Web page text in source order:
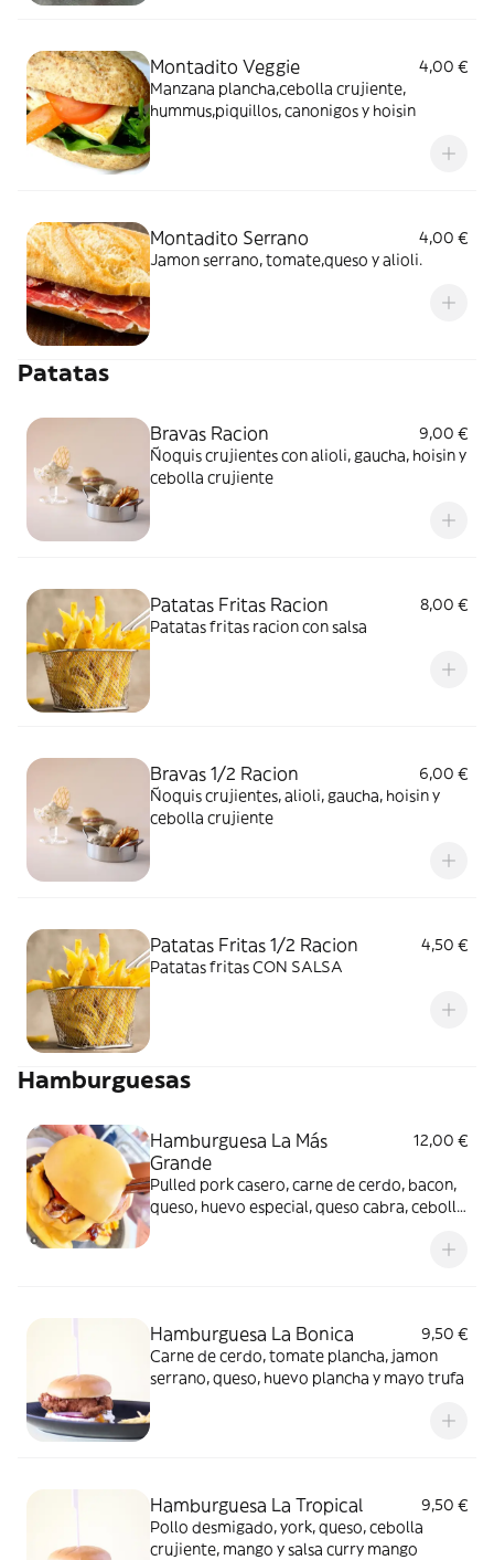
Montadito Veggie
4,00 €
Manzana plancha,cebolla crujiente,
hummus,piquillos, canonigos y hoisin
Montadito Serrano
4,00 €
Jamon serrano, tomate,queso y alioli.
Patatas
Bravas Racion
9,00 €
Ñoquis crujientes con alioli, gaucha, hoisin y
cebolla crujiente
Patatas Fritas Racion
8,00 €
Patatas fritas racion con salsa
Bravas 1/2 Racion
6,00 €
Ñoquis crujientes, alioli, gaucha, hoisin y
cebolla crujiente
Patatas Fritas 1/2 Racion
4,50 €
Patatas fritas CON SALSA
Hamburguesas
Hamburguesa La Más
Grande
12,00 €
Pulled pork casero, carne de cerdo, bacon,
queso, huevo especial, queso cabra, cebolla
Hamburguesa La Bonica
9,50 €
Carne de cerdo, tomate plancha, jamon
serrano, queso, huevo plancha y mayo trufa
Hamburguesa La Tropical
9,50 €
Pollo desmigado, york, queso, cebolla
crujiente, mango y salsa curry mango